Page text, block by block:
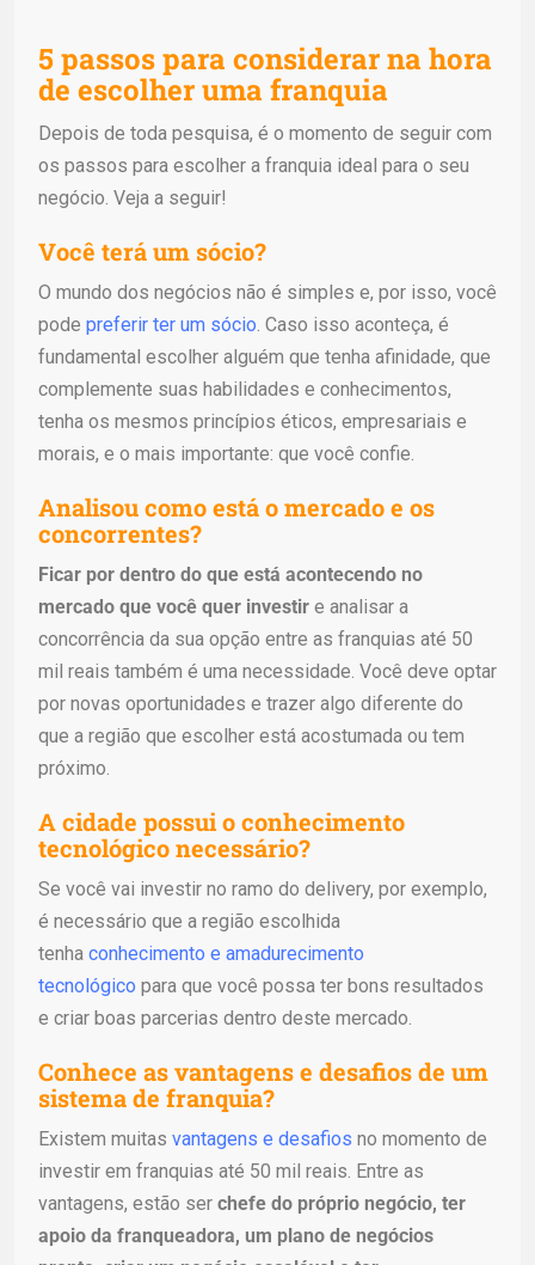
5 passos para considerar na hora
de escolher uma franquia
Depois de toda pesquisa, é o momento de seguir com
os passos para escolher a franquia ideal para o seu
negócio. Veja a seguir!
Você terá um sócio?
O mundo dos negócios não é simples e, por isso, você
pode preferir ter um sócio . Caso isso aconteça, é
fundamental escolher alguém que tenha afinidade, que
complemente suas habilidades e conhecimentos,
tenha os mesmos princípios éticos, empresariais e
morais, e o mais importante: que você confie.
Analisou como está o mercado e os
concorrentes?
Ficar por dentro do que está acontecendo no
mercado que você quer investir e analisar a
concorrência da sua opção entre as franquias até 50
mil reais também é uma necessidade. Você deve optar
por novas oportunidades e trazer algo diferente do
que a região que escolher está acostumada ou tem
próximo.
A cidade possui o conhecimento
tecnológico necessário?
Se você vai investir no ramo do delivery, por exemplo,
é necessário que a região escolhida
tenha conhecimento e amadurecimento
tecnológico para que você possa ter bons resultados
e criar boas parcerias dentro deste mercado.
Conhece as vantagens e desafios de um
sistema de franquia?
Existem muitas vantagens e desafios no momento de
investir em franquias até 50 mil reais. Entre as
vantagens, estão ser chefe do próprio negócio, ter
apoio da franqueadora, um plano de negócios